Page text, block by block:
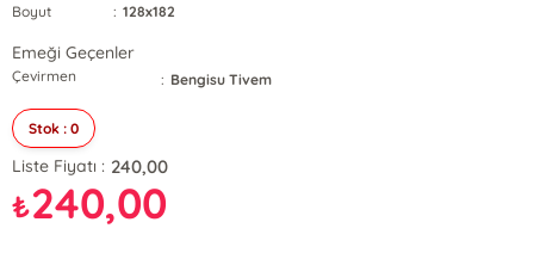
Boyut
: 128x182
Emeği Geçenler
Çevirmen : Bengisu Tivem
Stok : 0
Liste Fiyatı : 240,00
₺240,00